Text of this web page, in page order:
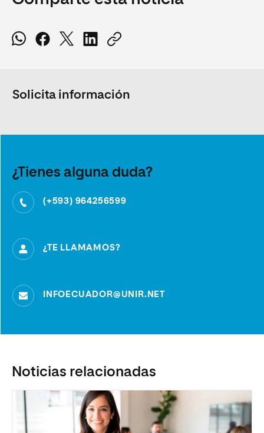
Solicita información
¿Tienes alguna duda?
(+593) 964256599
¿TE LLAMAMOS?
INFOECUADOR@UNIR.NET
Noticias relacionadas